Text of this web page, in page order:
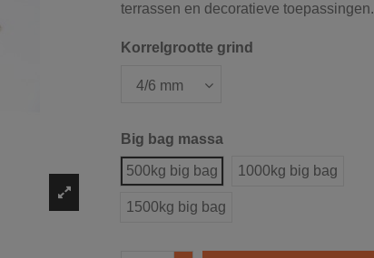
terrassen en decoratieve toepassingen.
Korrelgrootte grind
Big bag massa
500kg big bag 1000kg big bag
1500kg big bag